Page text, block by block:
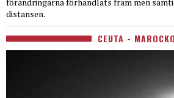
förändringarna förhandlats fram men
distansen.
CEUTA - MAROCKO